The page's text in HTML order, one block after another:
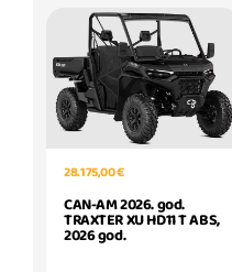
28.175,00 €
CAN-AM 2026. god.
TRAXTER XU HD11 T ABS,
2026 god.